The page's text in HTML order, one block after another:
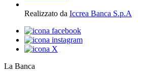
Realizzato da Iccrea Banca S.p.A
La Banca